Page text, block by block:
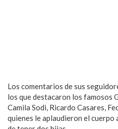
Los comentarios de sus
los que destacaron los famosos
Camila Sodi, Ricardo Casares,
quienes le aplaudieron el